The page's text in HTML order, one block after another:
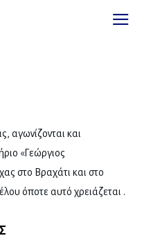
αγωνίζονται και
«Γεώργιος
στο Βραχάτι και στο
όποτε αυτό χρειάζεται .